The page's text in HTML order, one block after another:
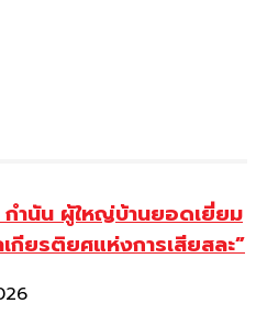
ำนัน ผู้ใหญ่บ้านยอดเยี่ยม
กียรติยศแห่งการเสียสละ”